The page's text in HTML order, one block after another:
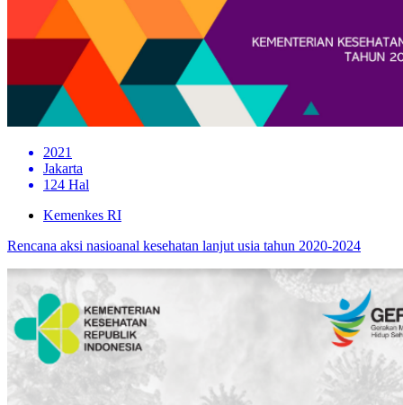
2021
Jakarta
124 Hal
Kemenkes RI
Rencana aksi nasioanal kesehatan lanjut usia tahun 2020-2024